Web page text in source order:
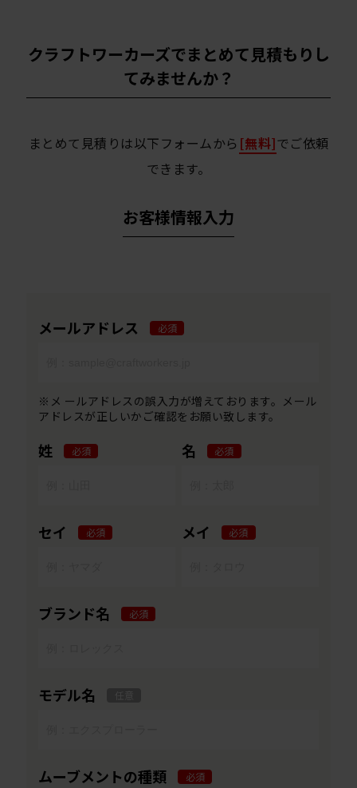
クラフトワーカーズでまとめて見積もりし
てみませんか？
まとめて見積りは以下フォームから [無料]でご依頼
できます。
お客様情報入力
メールアドレス 必須
※メ ールアドレスの誤入力が増えております。メール
アドレスが正しいかご確認をお願い致します。
姓 必須 名 必須
セイ 必須 メイ 必須
ブランド名 必須
モデル名
ムーブメントの種類 必須